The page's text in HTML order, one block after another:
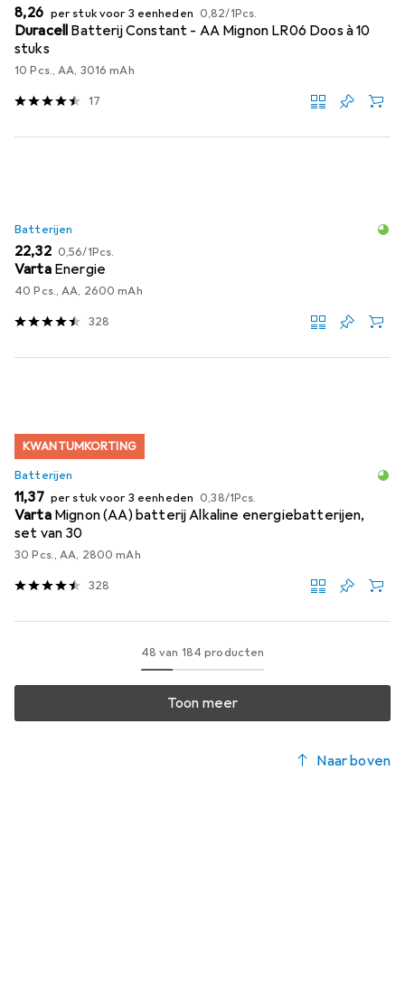
EUR
8,26 per stuk voor 3 eenheden EUR
0,82/1Pcs.
Duracell Batterij Constant - AA Mignon LR06 Doos à 10
stuks
10 Pcs., AA, 3016 mAh
17
Batterijen
EUR
22,32 EUR
0,56/1Pcs.
Varta Energie
40 Pcs., AA, 2600 mAh
328
KWANTUMKORTING
Batterijen
EUR
11,37 per stuk voor 3 eenheden EUR
0,38/1Pcs.
Varta Mignon (AA) batterij Alkaline energiebatterijen,
set van 30
30 Pcs., AA, 2800 mAh
328
48 van 184 producten
Toon meer
Naar boven